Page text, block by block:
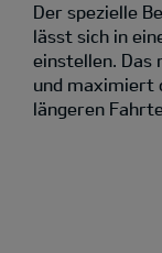
Der spezielle
lässt sich in
einstellen. Das
und maximiert
längeren